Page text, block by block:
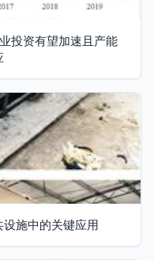
投资有望加速且产能
施中的关键应用